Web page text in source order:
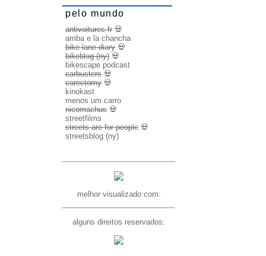
pelo mundo
antivoitures.fr 💀
arriba e la chancha
bike lane diary 💀
bikeblog (ny) 💀
bikescape podcast
carbusters 💀
carectomy 💀
kinokast
menos um carro
nicomachus 💀
streetfilms
streets are for people 💀
streetsblog (ny)
melhor visualizado com:
alguns direitos reservados: